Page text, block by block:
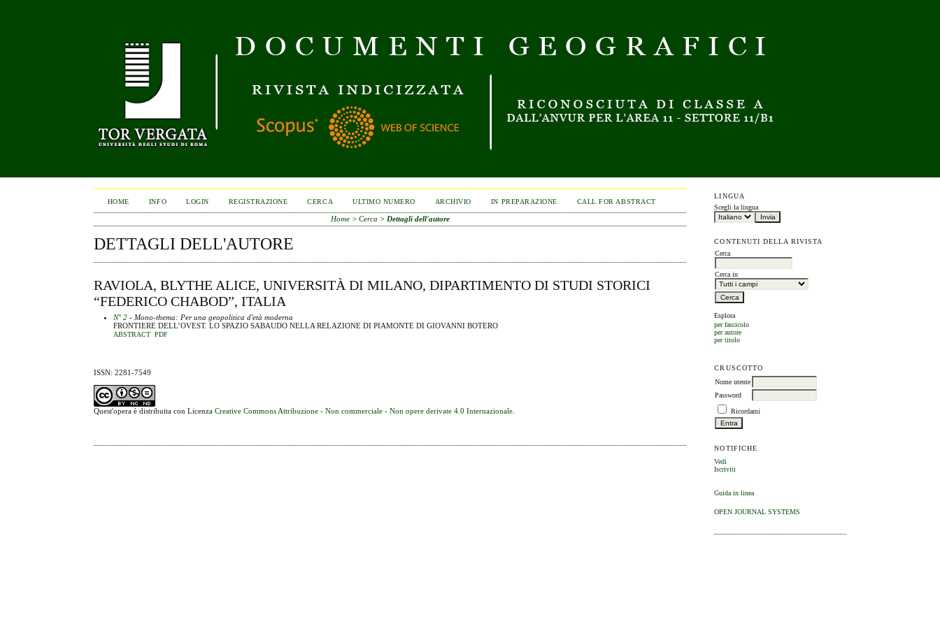
LINGUA
Scegli la lingua
CONTENUTI DELLA RIVISTA
Cerca
Cerca in
Esplora
per fascicolo
per autore
per titolo
CRUSCOTTO
Nome utente
Password
Ricordami
NOTIFICHE
Vedi
Iscriviti
Guida in linea
OPEN JOURNAL SYSTEMS
HOME INFO LOGIN REGISTRAZIONE CERCA ULTIMO NUMERO ARCHIVIO IN PREPARAZIONE CALL FOR ABSTRACT
Home> Cerca > Dettagli dell'autore
DETTAGLI DELL'AUTORE
RAVIOLA, BLYTHE ALICE, UNIVERSITÀ DI MILANO, DIPARTIMENTO DI STUDI STORICI
“FEDERICO CHABOD”, ITALIA
N° 2 - Mono-thema: Per una geopolitica d'età moderna
FRONTIERE DELL’OVEST. LO SPAZIO SABAUDO NELLA RELAZIONE DI PIAMONTE DI GIOVANNI BOTERO
ABSTRACT PDF
ISSN: 2281-7549
Quest'opera è distribuita con LicenzaCreative Commons Attribuzione - Non commerciale - Non opere derivate 4.0 Internazionale